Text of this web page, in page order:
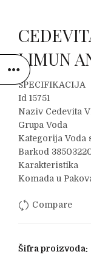
LIMUN
SPECIFIKACIJA
Id 15751
Naziv Cedevita
Grupa Voda
Kategorija Voda
Barkod
Karakteristika
Komada u
Compare
Šifra proizvoda: